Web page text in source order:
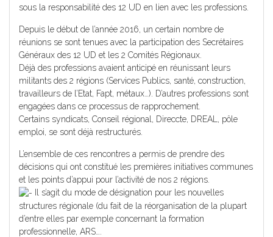
sous la responsabilité des 12 UD en lien avec les professions.
Depuis le début de l’année 2016, un certain nombre de
réunions se sont tenues avec la participation des Secrétaires
Généraux des 12 UD et les 2 Comités Régionaux.
Déjà des professions avaient anticipé en réunissant leurs
militants des 2 régions (Services Publics, santé, construction,
travailleurs de l’Etat, Fapt, métaux…). D’autres professions sont
engagées dans ce processus de rapprochement.
Certains syndicats, Conseil régional, Direccte, DREAL, pôle
emploi, se sont déjà restructurés.
L’ensemble de ces rencontres a permis de prendre des
décisions qui ont constitué les premières initiatives communes
et les points d’appui pour l’activité de nos 2 régions.
Il s’agit du mode de désignation pour les nouvelles
structures régionale (du fait de la réorganisation de la plupart
d’entre elles par exemple concernant la formation
professionnelle, ARS….